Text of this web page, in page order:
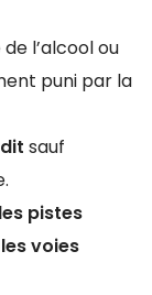
l’alcool ou
puni par la
sauf
pistes
les voies